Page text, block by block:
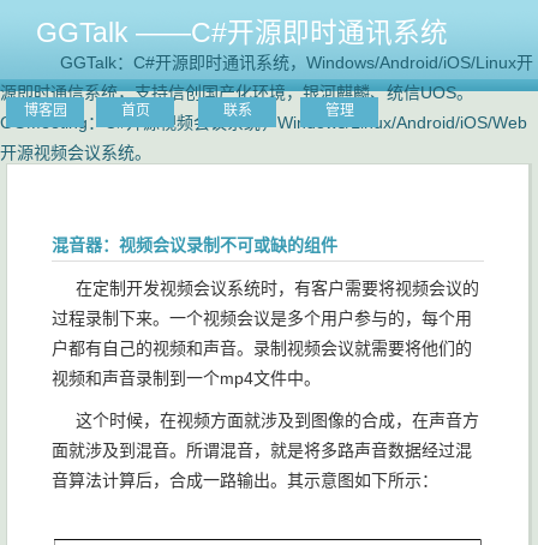
GGTalk ——C#开源即时通讯系统
GGTalk：C#开源即时通讯系统，Windows/Android/iOS/Linux开
源即时通信系统，支持信创国产化环境，银河麒麟、统信UOS。
GGMeeting：C#开源视频会议系统，Windows/Linux/Android/iOS/Web
开源视频会议系统。
博客园 首页 联系 管理
混音器：视频会议录制不可或缺的组件
在定制开发视频会议系统时，有客户需要将视频会议的
过程录制下来。一个视频会议是多个用户参与的，每个用
户都有自己的视频和声音。录制视频会议就需要将他们的
视频和声音录制到一个mp4文件中。
这个时候，在视频方面就涉及到图像的合成，在声音方
面就涉及到混音。所谓混音，就是将多路声音数据经过混
音算法计算后，合成一路输出。其示意图如下所示：